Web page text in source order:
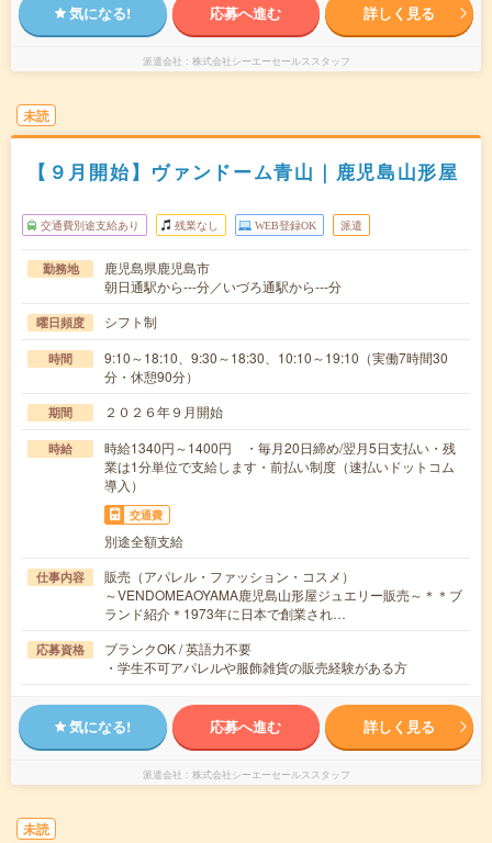
気になる! 応募へ進む 詳しく見る
派遣会社 株式会社シーエーセールススタッフ
未読
【９月開始】ヴァンドーム青山｜鹿児島山形屋
交通費別途支給あり 残業なし WEB登録OK 派遣
勤務地
鹿児島県鹿児島市
朝日通駅から---分／いづろ通駅から---分
曜日頻度 シフト制
時間
9:10～18:10、9:30～18:30、10:10～19:10（実働7時間30
分・休憩90分）
期間 ２０２６年９月開始
時給
時給1340円～1400円 ・毎月20日締め/翌月5日支払い・残
業は1分単位で支給します・前払い制度（速払いドットコム
導入）
交通費
別途全額支給
仕事内容
販売（アパレル・ファッション・コスメ）
～VENDOMEAOYAMA鹿児島山形屋ジュエリー販売～＊＊ブ
ランド紹介＊1973年に日本で創業され…
応募資格
ブランクOK / 英語力不要
・学生不可アパレルや服飾雑貨の販売経験がある方
気になる! 応募へ進む 詳しく見る
派遣会社 株式会社シーエーセールススタッフ
未読